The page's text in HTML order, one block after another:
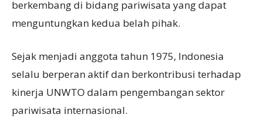
berkembang di bidang pariwisata yang dapat
menguntungkan kedua belah pihak.
Sejak menjadi anggota tahun 1975, Indonesia
selalu berperan aktif dan berkontribusi terhadap
kinerja UNWTO dalam pengembangan sektor
pariwisata internasional.